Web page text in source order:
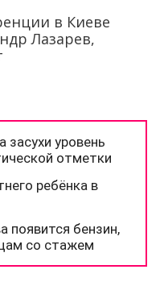
в Киеве
Лазарев,